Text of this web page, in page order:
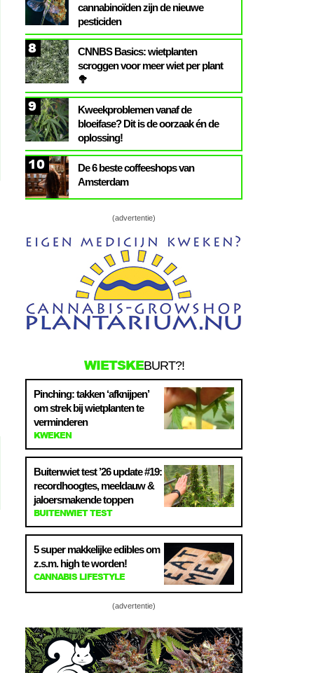
cannabinoïden zijn de nieuwe
pesticiden
8
CNNBS Basics: wietplanten
scroggen voor meer wiet per plant
🥦
9
Kweekproblemen vanaf de
bloeifase? Dit is de oorzaak én de
oplossing!
10
De 6 beste coffeeshops van
Amsterdam
(advertentie)
WIETSKEBURT?!
Pinching: takken ‘afknijpen’
om strek bij wietplanten te
verminderen
KWEKEN
Buitenwiet test ’26 update #19:
recordhoogtes, meeldauw &
jaloersmakende toppen
BUITENWIET TEST
5 super makkelijke edibles om
z.s.m. high te worden!
CANNABIS LIFESTYLE
(advertentie)